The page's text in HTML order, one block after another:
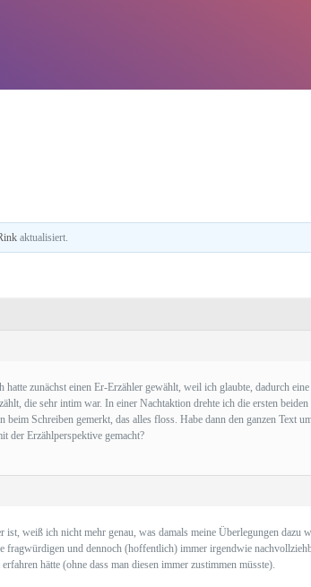
aktualisiert.
zunächst einen Er-Erzähler gewählt, weil ich glaubte, dadurch
die sehr intim war. In einer Nachtaktion drehte ich die ersten
Schreiben gemerkt, das alles floss. Habe dann den ganzen Text
der Erzählperspektive gemacht?
weiß ich nicht mehr genau, was damals meine Überlegungen
fragwürdigen und dennoch (hoffentlich) immer irgendwie
hätte (ohne dass man diesen immer zustimmen müsste).